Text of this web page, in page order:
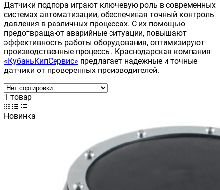
Датчики подпора играют ключевую роль в современных
системах автоматизации, обеспечивая точный контроль
давления в различных процессах. С их помощью
предотвращают аварийные ситуации, повышают
эффективность работы оборудования, оптимизируют
производственные процессы. Краснодарская компания
«КубаньКипСервис» предлагает надежные и точные
датчики от проверенных производителей.
1 товар
Новинка